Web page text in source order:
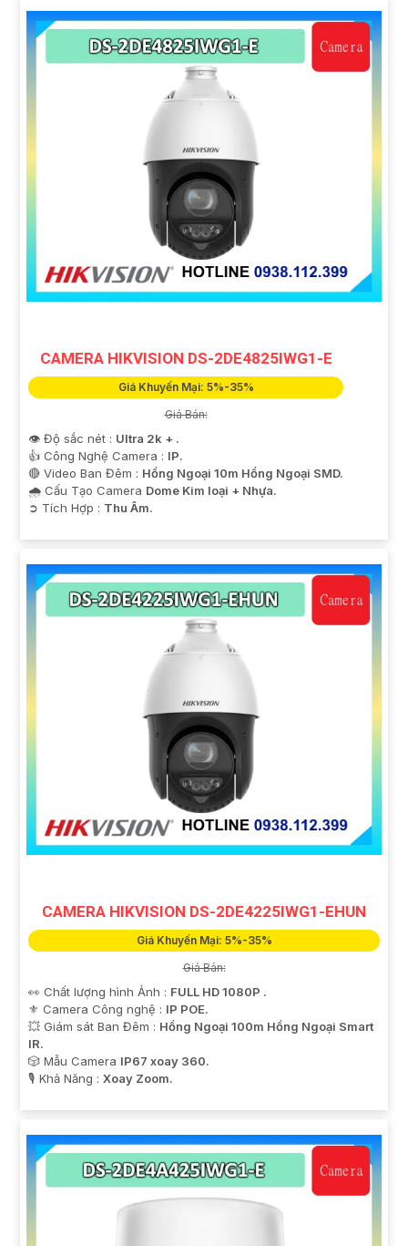
CAMERA HIKVISION DS-2DE4825IWG1-E
Giá Khuyến Mại: 5%-35%
Giá Bán:
👁 Độ sắc nét : Ultra 2k + .
👍 Công Nghệ Camera : IP.
🔴 Video Ban Đêm : Hồng Ngoại 10m Hồng Ngoại SMD.
🌧️ Cấu Tạo Camera Dome Kim loại + Nhựa.
️➲ Tích Hợp : Thu Âm.
CAMERA HIKVISION DS-2DE4225IWG1-EHUN
Giá Khuyến Mại: 5%-35%
Giá Bán:
👀 Chất lượng hình Ảnh : FULL HD 1080P .
⚜️ Camera Công nghệ : IP POE.
💥 Giám sát Ban Đêm : Hồng Ngoại 100m Hồng Ngoại Smart
IR.
🎲 Mẫu Camera IP67 xoay 360.
️🎙 Khả Năng : Xoay Zoom.